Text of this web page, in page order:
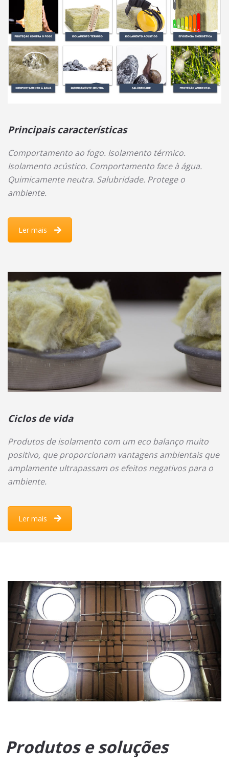
Principais características
Comportamento ao fogo. Isolamento térmico.
Isolamento acústico. Comportamento face à água.
Quimicamente neutra. Salubridade. Protege o
ambiente.
Ler mais
Ciclos de vida
Produtos de isolamento com um eco balanço muito
positivo, que proporcionam vantagens ambientais que
amplamente ultrapassam os efeitos negativos para o
ambiente.
Ler mais
Produtos e soluções